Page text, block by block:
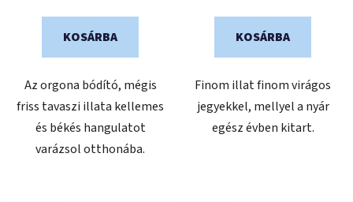
5-
ből
csillag.
KOSÁRBA
Az orgona bódító, mégis
friss tavaszi illata kellemes
és békés hangulatot
varázsol otthonába.
5-
ből
csillag.
KOSÁRBA
Finom illat finom virágos
jegyekkel, mellyel a nyár
egész évben kitart.